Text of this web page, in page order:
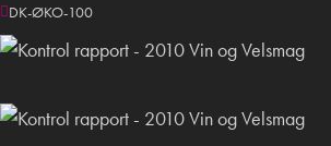
DK-ØKO-100